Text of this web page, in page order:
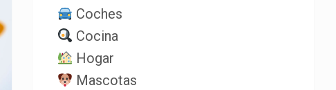
Coches
Cocina
Hogar
Mascotas